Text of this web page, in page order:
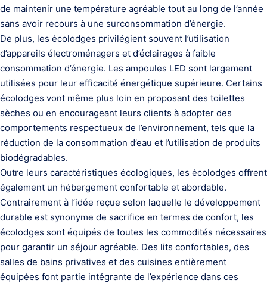
de maintenir une température agréable tout au long de l’année
sans avoir recours à une surconsommation d’énergie.
De plus, les écolodges privilégient souvent l’utilisation
d’appareils électroménagers et d’éclairages à faible
consommation d’énergie. Les ampoules LED sont largement
utilisées pour leur efficacité énergétique supérieure. Certains
écolodges vont même plus loin en proposant des toilettes
sèches ou en encourageant leurs clients à adopter des
comportements respectueux de l’environnement, tels que la
réduction de la consommation d’eau et l’utilisation de produits
biodégradables.
Outre leurs caractéristiques écologiques, les écolodges offrent
également un hébergement confortable et abordable.
Contrairement à l’idée reçue selon laquelle le développement
durable est synonyme de sacrifice en termes de confort, les
écolodges sont équipés de toutes les commodités nécessaires
pour garantir un séjour agréable. Des lits confortables, des
salles de bains privatives et des cuisines entièrement
équipées font partie intégrante de l’expérience dans ces